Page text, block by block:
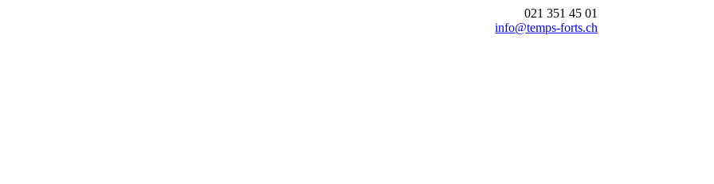
021 351 45 01
info@temps-forts.ch